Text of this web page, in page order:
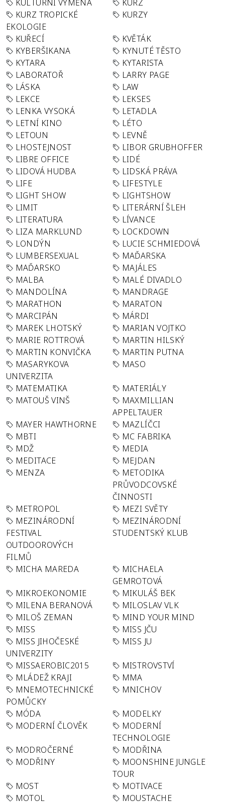
KULTURNÍ VÝMĚNA
KURZ
KURZ TROPICKÉ
EKOLOGIE
KURZY
KUŘECÍ
KVĚTÁK
KYBERŠIKANA
KYNUTÉ TĚSTO
KYTARA
KYTARISTA
LABORATOŘ
LARRY PAGE
LÁSKA
LAW
LEKCE
LEKSES
LENKA VYSOKÁ
LETADLA
LETNÍ KINO
LÉTO
LETOUN
LEVNĚ
LHOSTEJNOST
LIBOR GRUBHOFFER
LIBRE OFFICE
LIDÉ
LIDOVÁ HUDBA
LIDSKÁ PRÁVA
LIFE
LIFESTYLE
LIGHT SHOW
LIGHTSHOW
LIMIT
LITERÁRNÍ ŠLEH
LITERATURA
LÍVANCE
LIZA MARKLUND
LOCKDOWN
LONDÝN
LUCIE SCHMIEDOVÁ
LUMBERSEXUAL
MAĎARSKA
MAĎARSKO
MAJÁLES
MALBA
MALÉ DIVADLO
MANDOLÍNA
MANDRAGE
MARATHON
MARATON
MARCIPÁN
MÁRDI
MAREK LHOTSKÝ
MARIAN VOJTKO
MARIE ROTTROVÁ
MARTIN HILSKÝ
MARTIN KONVIČKA
MARTIN PUTNA
MASARYKOVA
UNIVERZITA
MASO
MATEMATIKA
MATERIÁLY
MATOUŠ VINŠ
MAXMILLIAN
APPELTAUER
MAYER HAWTHORNE
MAZLÍČCI
MBTI
MC FABRIKA
MDŽ
MEDIA
MEDITACE
MEJDAN
MENZA
METODIKA
PRŮVODCOVSKÉ
ČINNOSTI
METROPOL
MEZI SVĚTY
MEZINÁRODNÍ
FESTIVAL
OUTDOOROVÝCH
FILMŮ
MEZINÁRODNÍ
STUDENTSKÝ KLUB
MICHA MAREDA
MICHAELA
GEMROTOVÁ
MIKROEKONOMIE
MIKULÁŠ BEK
MILENA BERANOVÁ
MILOSLAV VLK
MILOŠ ZEMAN
MIND YOUR MIND
MISS
MISS JČU
MISS JIHOČESKÉ
UNIVERZITY
MISS JU
MISSAEROBIC2015
MISTROVSTVÍ
MLÁDEŽ KRAJI
MMA
MNEMOTECHNICKÉ
POMŮCKY
MNICHOV
MÓDA
MODELKY
MODERNÍ ČLOVĚK
MODERNÍ
TECHNOLOGIE
MODROČERNÉ
MODŘINA
MODŘINY
MOONSHINE JUNGLE
TOUR
MOST
MOTIVACE
MOTOL
MOUSTACHE